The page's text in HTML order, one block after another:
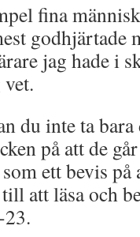
fina
godhjärtade
jag hade i
du inte ta bara
på att de
ett bevis
att läsa och